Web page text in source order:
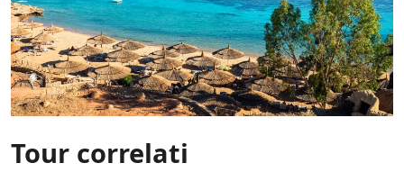
Tour correlati